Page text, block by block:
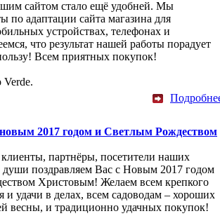
сайтом стало ещё удобней. Мы
по адаптации сайта магазина для
устройствах, телефонах и
что результат нашей работы порадует
Всем приятных покупок!
2017 годом и Светлым Рождеством
клиенты, партнёры, посетители наших
души поздравляем Вас с Новым 2017 годом
Христовым! Желаем всем крепкого
и удачи в делах, всем садоводам – хороших
весны, и традиционно удачных покупок!